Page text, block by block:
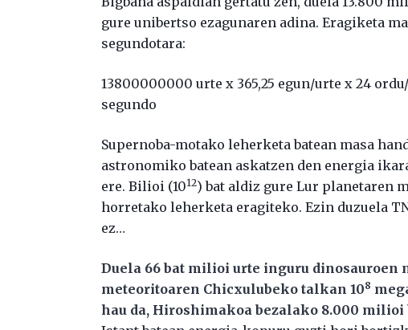
gure unibertso ezagunaren adina. Eragiketa
segundotara:
13800000000 urte x 365,25 egun/urte x 24
segundo
Supernoba-motako leherketa batean masa
astronomiko batean askatzen den energia
ere. Bilioi (1012) bat aldiz gure Lur planetaren
horretako leherketa eragiteko. Ezin duzuela
ez…
Duela 66 bat milioi urte inguru dinosauroen
meteoritoaren Chicxulubeko talkan 108
hau da, Hiroshimakoa bezalako 8.000